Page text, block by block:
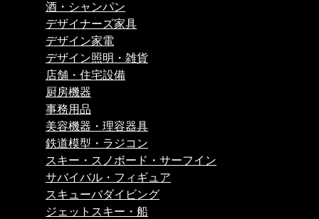
酒・シャンパン
デザイナーズ家具
デザイン家電
デザイン照明・雑貨
店舗・住宅設備
厨房機器
事務用品
美容機器・理容器具
鉄道模型・ラジコン
スキー・スノボード・サーフイン
サバイバル・フィギュア
スキューバダイビング
ジェットスキー・船